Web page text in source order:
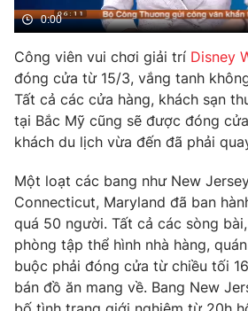
Nhân vật
Khán giả
Giải sao mai
Âm nhạc
Sao
Đời sống
Du lịch
Làm đẹp
Chất lượng cuộc sống
Giáo dục
Tuyển sinh
Học trực tuyến
Công nghệ
Hitech Công nghệ tương lai
Sản phẩm
Thị trường
Tư vấn
Lịch phát sóng
Chuyên mục khác
0:00
Công viên vui chơi giải trí Disney
đóng cửa từ 15/3, vắng tanh
Tất cả các cửa hàng, khách sạn
tại Bắc Mỹ cũng sẽ được đóng
khách du lịch vừa đến đã phải
Một loạt các bang như New
Connecticut, Maryland đã ban
quá 50 người. Tất cả các sòng
phòng tập thể hình nhà hàng,
buộc phải đóng cửa từ chiều tối
bán đồ ăn mang về. Bang New